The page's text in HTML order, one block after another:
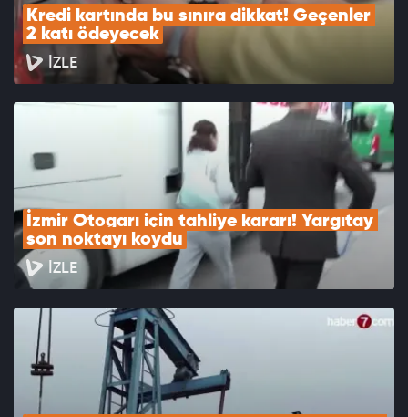
Kredi kartında bu sınıra dikkat! Geçenler
2 katı ödeyecek
İZLE
İzmir Otogarı için tahliye kararı! Yargıtay
son noktayı koydu
İZLE